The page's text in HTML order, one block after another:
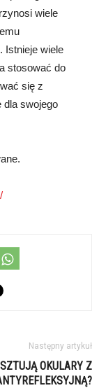
wiele
Istnieje wiele
stosować do
się z
dla swojego
Następny artykuł
OKULARY Z